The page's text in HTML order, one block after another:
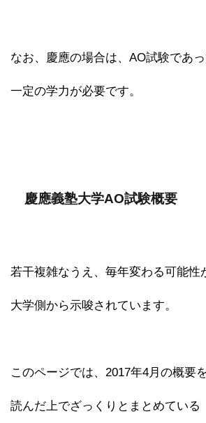
なお、慶應の場合は、AO試験であ
一定の学力が必要です。
慶應義塾大学AO試験概要
若干複雑なうえ、毎年変わる可能性
大学側から示唆されています。
このページでは、2017年4月の概要
読んだ上でざっくりとまとめている